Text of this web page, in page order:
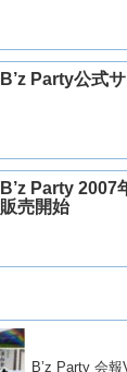
B’z Party公式
B’z Party 2007
販売開始
B’z Party 会